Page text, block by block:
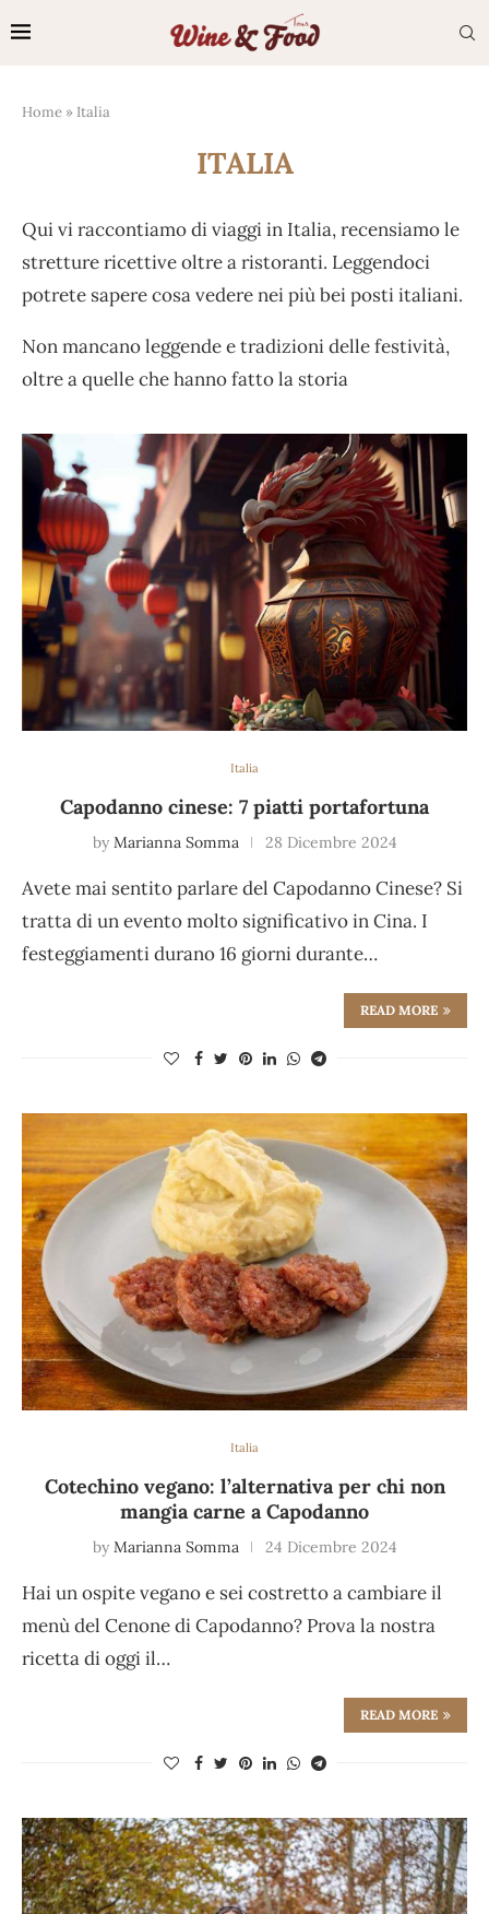
Home » Italia
ITALIA
Qui vi raccontiamo di viaggi in Italia, recensiamo le
stretture ricettive oltre a ristoranti. Leggendoci
potrete sapere cosa vedere nei più bei posti italiani.
Non mancano leggende e tradizioni delle festività,
oltre a quelle che hanno fatto la storia
Italia
Capodanno cinese: 7 piatti portafortuna
by Marianna Somma 28 Dicembre 2024
Avete mai sentito parlare del Capodanno Cinese? Si
tratta di un evento molto significativo in Cina. I
festeggiamenti durano 16 giorni durante…
READ MORE
Italia
Cotechino vegano: l’alternativa per chi non
mangia carne a Capodanno
by Marianna Somma 24 Dicembre 2024
Hai un ospite vegano e sei costretto a cambiare il
menù del Cenone di Capodanno? Prova la nostra
ricetta di oggi il…
READ MORE